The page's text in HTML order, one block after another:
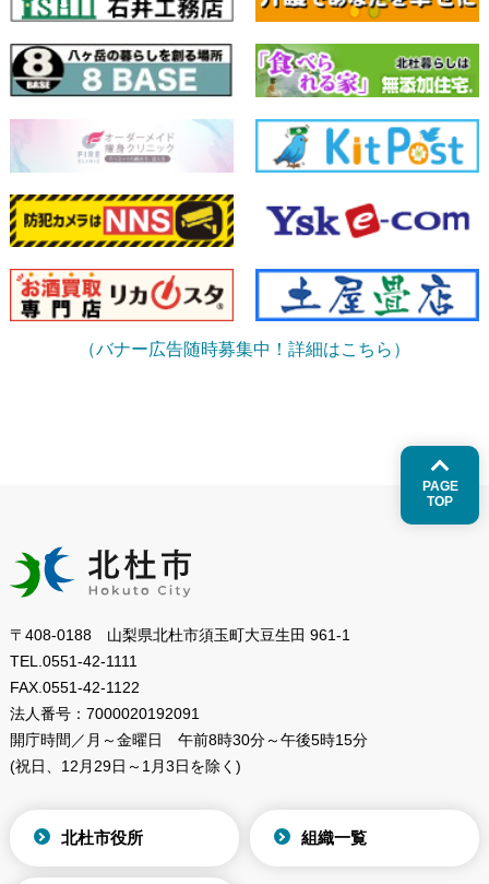
（バナー広告随時募集中！詳細はこちら）
PAGE
TOP
〒408-0188 山梨県北杜市須玉町大豆生田 961-1
TEL. 0551-42-1111
FAX. 0551-42-1122
法人番号： 7000020192091
開庁時間／月～金曜日
午前8時30分～午後5時15分
(祝日、12月29日～1月3日を除く)
北杜市役所 組織一覧